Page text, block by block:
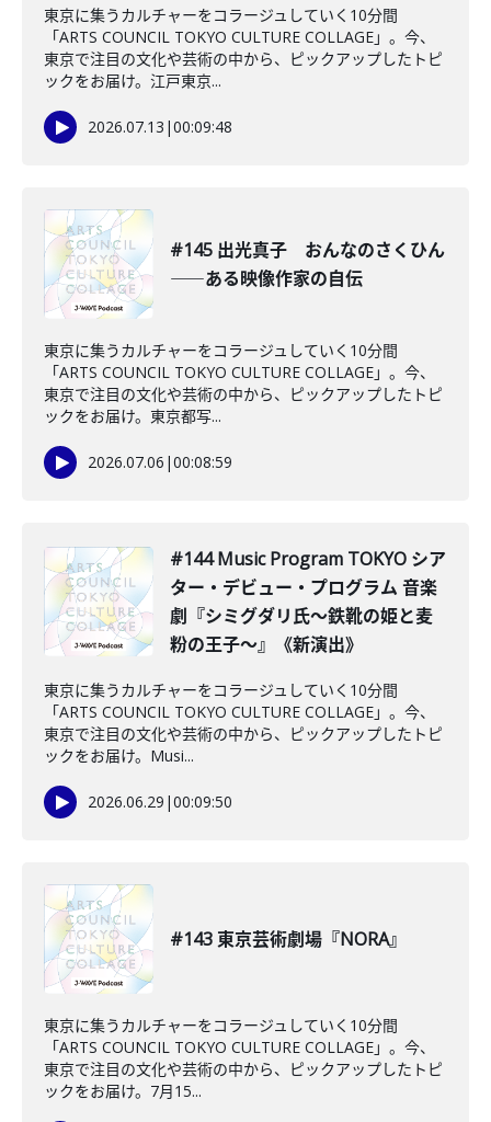
東京に集うカルチャーをコラージュしていく10分間
「ARTS COUNCIL TOKYO CULTURE COLLAGE」。今、
東京で注目の文化や芸術の中から、ピックアップしたトピ
ックをお届け。江戸東京...
2026.07.13 |00:09:48
#145 出光真子 おんなのさくひん
――ある映像作家の自伝
東京に集うカルチャーをコラージュしていく10分間
「ARTS COUNCIL TOKYO CULTURE COLLAGE」。今、
東京で注目の文化や芸術の中から、ピックアップしたトピ
ックをお届け。東京都写...
2026.07.06 |00:08:59
#144 Music Program TOKYO シア
ター・デビュー・プログラム 音楽
劇『シミグダリ氏〜鉄靴の姫と麦
粉の王子〜』《新演出》
東京に集うカルチャーをコラージュしていく10分間
「ARTS COUNCIL TOKYO CULTURE COLLAGE」。今、
東京で注目の文化や芸術の中から、ピックアップしたトピ
ックをお届け。Musi...
2026.06.29 |00:09:50
#143 東京芸術劇場『NORA』
東京に集うカルチャーをコラージュしていく10分間
「ARTS COUNCIL TOKYO CULTURE COLLAGE」。今、
東京で注目の文化や芸術の中から、ピックアップしたトピ
ックをお届け。7月15...